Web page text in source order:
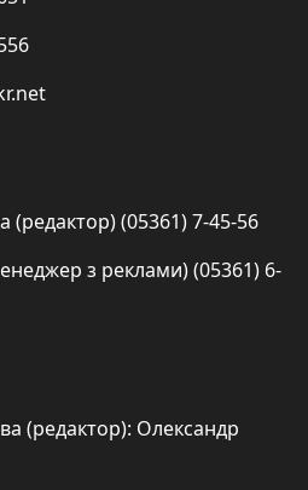
(редактор) (05361) 7-45-56
з реклами) (05361) 6-
(редактор): Олександр